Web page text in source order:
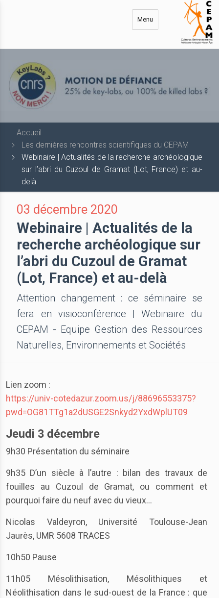
Menu
Accueil
Les dernières rencontres scientifiques du CEPAM
Webinaire | Actualités de la recherche archéologique
sur l’abri du Cuzoul de Gramat (Lot, France) et au-
delà
03 décembre 2020
Webinaire | Actualités de la
recherche archéologique sur
l’abri du Cuzoul de Gramat
(Lot, France) et au-delà
Attention changement : ce séminaire se
fera en visioconférence | Webinaire du
CEPAM - Equipe Gestion des Ressources
Naturelles, Environnements et Sociétés
Lien zoom :
https://univ-cotedazur.zoom.us/j/88696553375?
pwd=OG81TTg1a2dUSGE2Snkyd2YxdWplUT09
Jeudi 3 décembre
9h30 Présentation du séminaire
9h35 D’un siècle à l’autre : bilan des travaux de
fouilles au Cuzoul de Gramat, ou comment et
pourquoi faire du neuf avec du vieux…
Nicolas Valdeyron, Université Toulouse-Jean
Jaurès, UMR 5608 TRACES
10h50 Pause
11h05 Mésolithisation, Mésolithiques et
Néolithisation dans le sud-ouest de la France : que